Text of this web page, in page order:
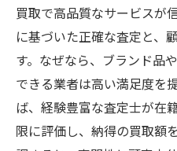
買取で高品質なサービスが
に基づいた正確な査定と、
す。なぜなら、ブランド品
できる業者は高い満足度を
ば、経験豊富な査定士が在
限に評価し、納得の買取額